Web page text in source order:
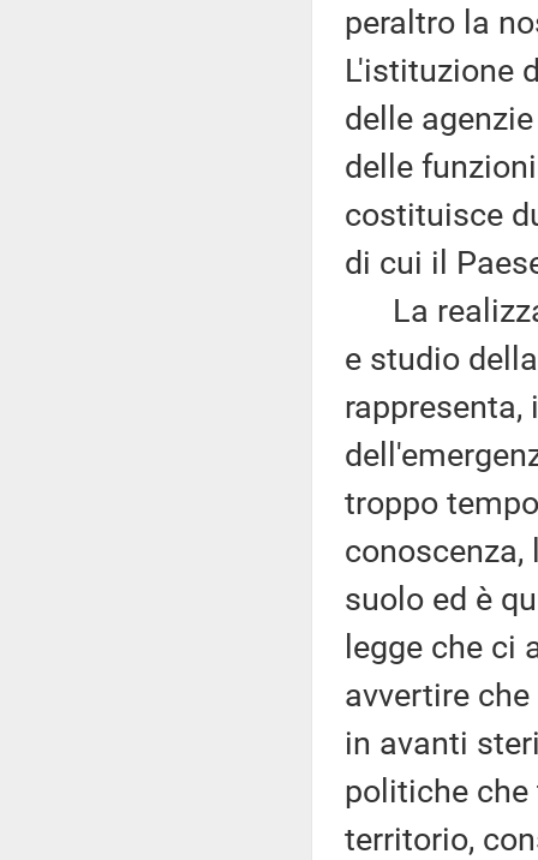
peraltro la
L'istituzione
delle
delle
costituisce
di cui il
La
e studio
troppo
conoscenza,
suolo ed è
legge che ci
avvertire
in avanti
politiche
territorio,